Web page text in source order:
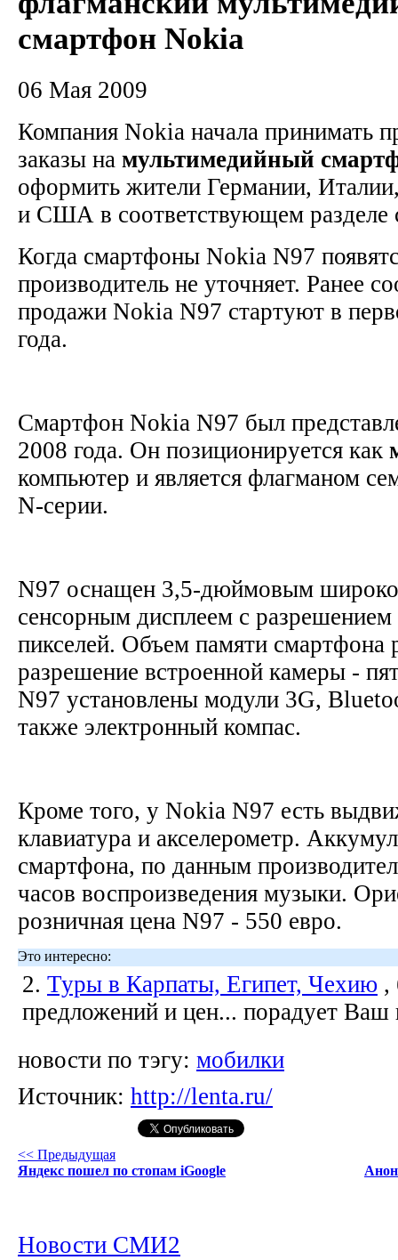
смартфон Nokia
06 Мая 2009
Компания Nokia начала принимать
заказы на мультимедийный
оформить жители Германии,
и США в соответствующем
Когда смартфоны Nokia N97
производитель не уточняет. Ранее
продажи Nokia N97 стартуют в
года.
Смартфон Nokia N97 был
2008 года. Он позиционируется как
компьютер и является флагманом
N-серии.
N97 оснащен 3,5-дюймовым
сенсорным дисплеем с
пикселей. Объем памяти смартфона
разрешение встроенной камеры -
N97 установлены модули 3G,
также электронный компас.
Кроме того, у Nokia N97 есть
клавиатура и акселерометр.
смартфона, по данным
часов воспроизведения музыки.
розничная цена N97 - 550 евро.
Это интересно:
2. Туры в Карпаты, Египет, Чехию ,
предложений и цен... порадует Ваш
новости по тэгу: мобилки
Источник: http://lenta.ru/
<< Предыдущая
Яндекс пошел по стопам iGoogle
Новости СМИ2